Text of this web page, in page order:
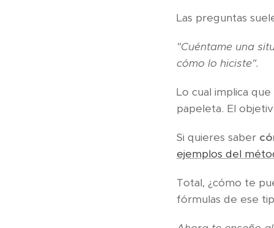
Las preguntas
"Cuéntame una
cómo lo hiciste".
Lo cual implica
papeleta. El
Si quieres saber
ejemplos del
Total, ¿cómo te
fórmulas de ese